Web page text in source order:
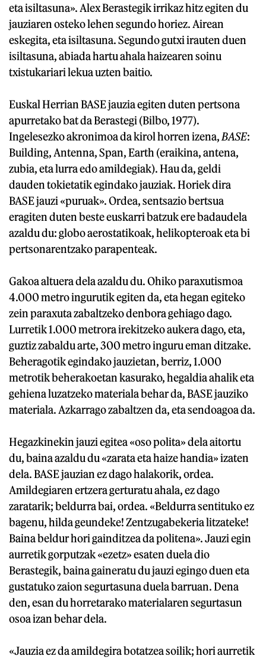
eta isiltasuna». Alex Berastegik irrikaz hitz egiten du
jauziaren osteko lehen segundo horiez. Airean
eskegita, eta isiltasuna. Segundo gutxi irauten duen
isiltasuna, abiada hartu ahala haizearen soinu
txistukariari lekua uzten baitio.
Euskal Herrian BASE jauzia egiten duten pertsona
apurretako bat da Berastegi (Bilbo, 1977).
Ingelesezko akronimoa da kirol horren izena, BASE:
Building, Antenna, Span, Earth (eraikina, antena,
zubia, eta lurra edo amildegiak). Hau da, geldi
dauden tokietatik egindako jauziak. Horiek dira
BASE jauzi «puruak». Ordea, sentsazio bertsua
eragiten duten beste euskarri batzuk ere badaudela
azaldu du: globo aerostatikoak, helikopteroak eta bi
pertsonarentzako parapenteak.
Gakoa altuera dela azaldu du. Ohiko paraxutismoa
4.000 metro ingurutik egiten da, eta hegan egiteko
zein paraxuta zabaltzeko denbora gehiago dago.
Lurretik 1.000 metrora irekitzeko aukera dago, eta,
guztiz zabaldu arte, 300 metro inguru eman ditzake.
Beheragotik egindako jauzietan, berriz, 1.000
metrotik beherakoetan kasurako, hegaldia ahalik eta
gehiena luzatzeko materiala behar da, BASE jauziko
materiala. Azkarrago zabaltzen da, eta sendoagoa da.
Hegazkinekin jauzi egitea «oso polita» dela aitortu
du, baina azaldu du «zarata eta haize handia» izaten
dela. BASE jauzian ez dago halakorik, ordea.
Amildegiaren ertzera gerturatu ahala, ez dago
zaratarik; beldurra bai, ordea. «Beldurra sentituko ez
bagenu, hilda geundeke! Zentzugabekeria litzateke!
Baina beldur hori gainditzea da politena». Jauzi egin
aurretik gorputzak «ezetz» esaten duela dio
Berastegik, baina gaineratu du jauzi egingo duen eta
gustatuko zaion segurtasuna duela barruan. Dena
den, esan du horretarako materialaren segurtasun
osoa izan behar dela.
«Jauzia ez da amildegira botatzea soilik; hori aurretik